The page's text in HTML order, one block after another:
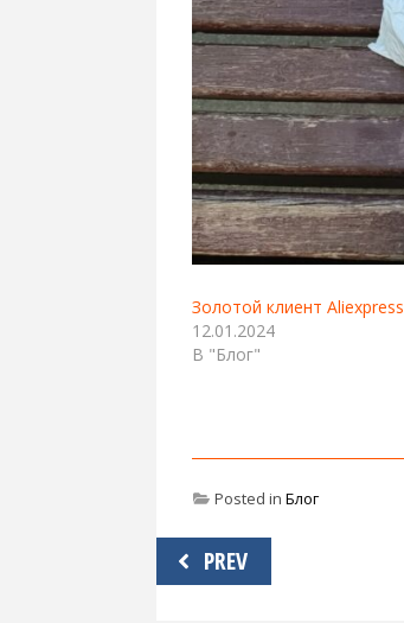
Золотой клиент Aliexpress
12.01.2024
В "Блог"
Posted in Блог
Навигация
по
PREV